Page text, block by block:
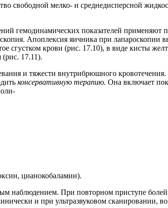
свободной мелко- и среднедисперсной
гемодинамических показателей
Апоплексия яичника при
сгустком крови (рис. 17.10), в виде кисты
17.11).
и тяжести внутрибрюшного
консервативную терапию. Она включает
цианокобаламин).
наблюдением. При повторном приступе
и при ультразвуковом сканировании,